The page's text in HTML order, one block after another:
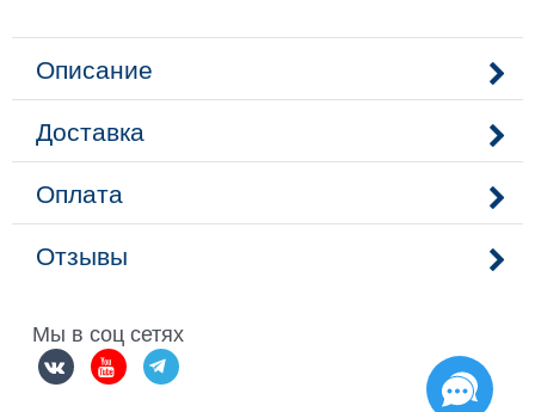
Описание
Доставка
Оплата
Отзывы
Мы в соц сетях